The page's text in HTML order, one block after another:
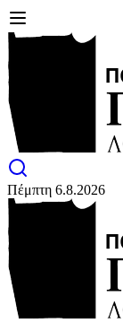
Πέμπτη 6.8.2026